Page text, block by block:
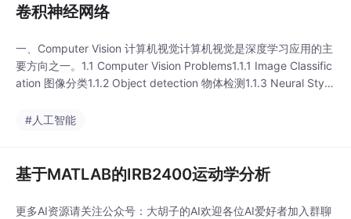
卷积神经网络
一、Computer Vision 计算机视觉计算机视觉是深度学习应用的主
要方向之一。1.1 Computer Vision Problems1.1.1 Image Classific
ation 图像分类1.1.2 Object detection 物体检测1.1.3 Neural Style
#人工智能
基于MATLAB的IRB2400运动学分析
更多AI资源请关注公众号：大胡子的AI欢迎各位AI爱好者加入群聊